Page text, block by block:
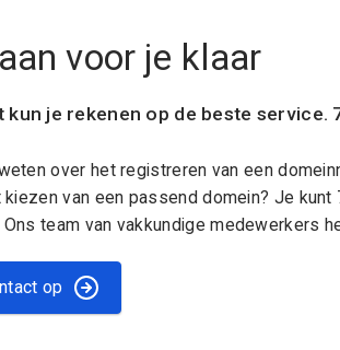
voor je klaar
kun je rekenen op de beste service.
over het registreren van een
kiezen van een passend domein? Je kunt
team van vakkundige medewerkers
op